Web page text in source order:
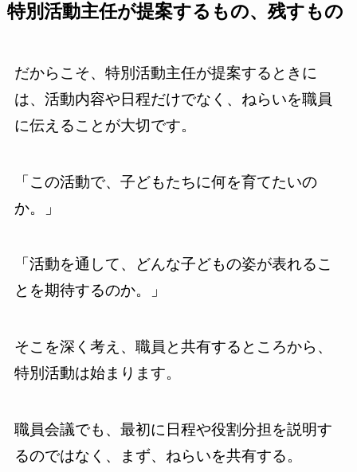
特別活動主任が提案するもの、残すもの
だからこそ、特別活動主任が提案するときに
は、活動内容や日程だけでなく、ねらいを職員
に伝えることが大切です。
「この活動で、子どもたちに何を育てたいの
か。」
「活動を通して、どんな子どもの姿が表れるこ
とを期待するのか。」
そこを深く考え、職員と共有するところから、
特別活動は始まります。
職員会議でも、最初に日程や役割分担を説明す
るのではなく、まず、ねらいを共有する。